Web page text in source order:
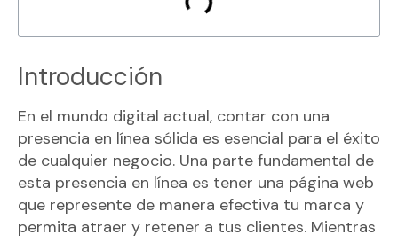
Introducción
En el mundo digital actual, contar con una
presencia en línea sólida es esencial para el éxito
de cualquier negocio. Una parte fundamental de
esta presencia en línea es tener una página web
que represente de manera efectiva tu marca y
permita atraer y retener a tus clientes. Mientras